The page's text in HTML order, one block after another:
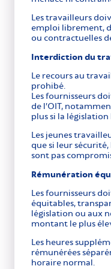
Les travailleurs
emploi librement,
ou contractuelles
Interdiction du
Le recours au
prohibé.
Les fournisseurs
de l’OIT,
plus si la
Les jeunes
que si leur
sont pas
Rémunération
Les fournisseurs
équitables,
législation ou aux
montant le plus
Les heures
rémunérées
horaire normal.